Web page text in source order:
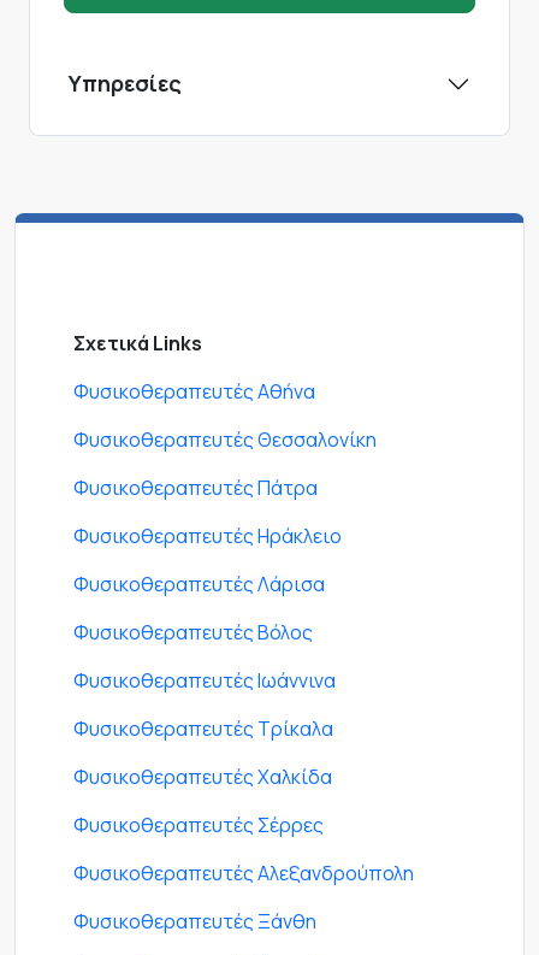
Υπηρεσίες
Σχετικά Links
Φυσικοθεραπευτές Αθήνα
Φυσικοθεραπευτές Θεσσαλονίκη
Φυσικοθεραπευτές Πάτρα
Φυσικοθεραπευτές Ηράκλειο
Φυσικοθεραπευτές Λάρισα
Φυσικοθεραπευτές Βόλος
Φυσικοθεραπευτές Ιωάννινα
Φυσικοθεραπευτές Τρίκαλα
Φυσικοθεραπευτές Χαλκίδα
Φυσικοθεραπευτές Σέρρες
Φυσικοθεραπευτές Αλεξανδρούπολη
Φυσικοθεραπευτές Ξάνθη